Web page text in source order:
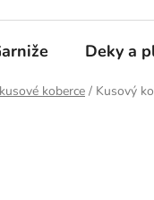
Deky a
koberce / Kusový